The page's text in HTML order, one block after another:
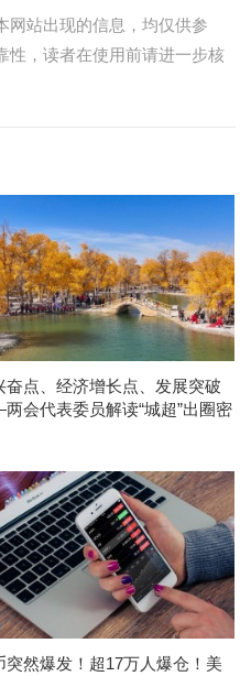
网站出现的信息，均仅供参
性，读者在使用前请进一步核
奋点、经济增长点、发展突破
会代表委员解读“城超”出圈密
突然爆发！超17万人爆仓！美